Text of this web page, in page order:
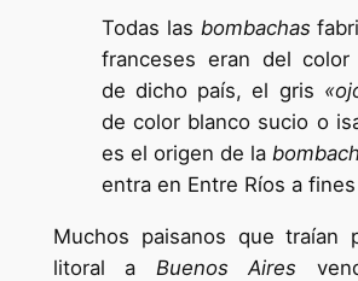
Todas las bombachas
franceses eran del
de dicho país, el gris
de color blanco sucio o
es el origen de la
entra en Entre Ríos a
Muchos paisanos que traían
litoral a Buenos Aires